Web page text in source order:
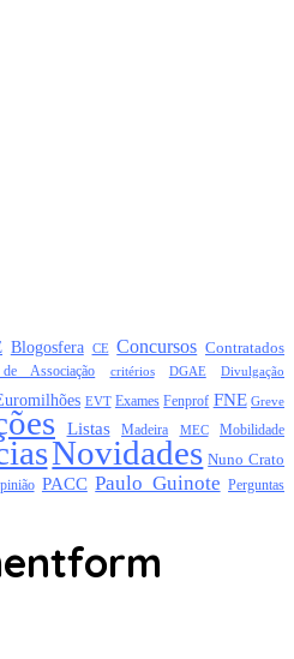
Blogosfera CE Concursos Contratados
Associação critérios DGAE Divulgação
EVT Exames Fenprof FNE Greve
Listas Madeira MEC Mobilidade
Novidades Nuno Crato
PACC Paulo Guinote Perguntas